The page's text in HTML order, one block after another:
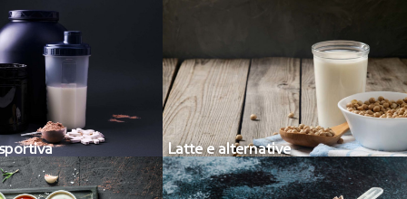
Latte e alternative